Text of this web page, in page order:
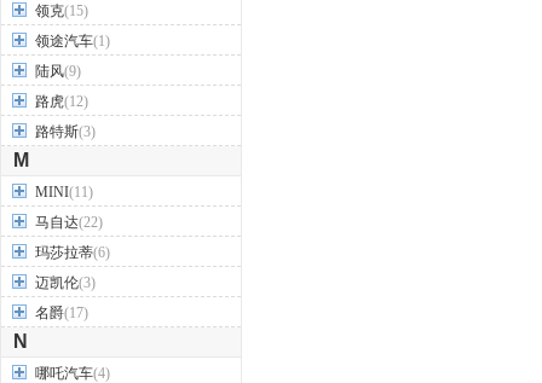
领克(15)
领途汽车(1)
陆风(9)
路虎(12)
路特斯(3)
M
MINI(11)
马自达(22)
玛莎拉蒂(6)
迈凯伦(3)
名爵(17)
N
哪吒汽车(4)